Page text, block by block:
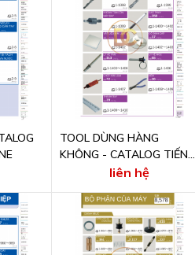
TOOL DÙNG HÀNG
KHÔNG - CATALOG TIẾNG
NHẬT ONLINEliên hệ